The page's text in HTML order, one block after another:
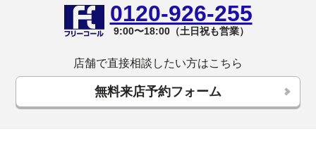
0120-926-255
9:00〜18:00（土日祝も営業）
店舗で直接相談したい方はこちら
無料来店予約フォーム